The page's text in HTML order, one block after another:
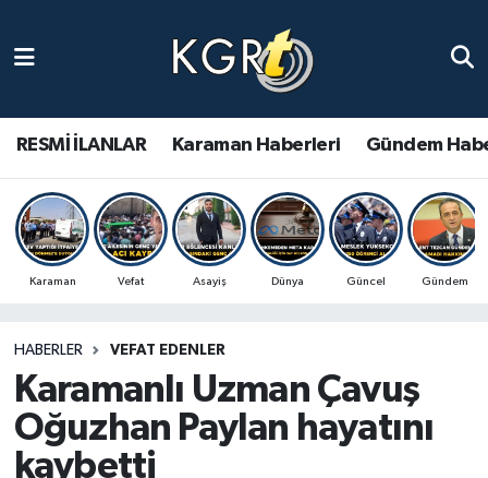
RESMİ İLANLAR Karaman Haberleri Gündem
Karaman Vefat Asayiş Dünya Güncel Gündem
HABERLER VEFAT EDENLER
Karamanlı Uzman Çavuş
Oğuzhan Paylan hayatını
kaybetti
Gündem Haberleri
Güncel Haberler
Spor Haberleri
Ulusal Haberler
Vefat Edenler